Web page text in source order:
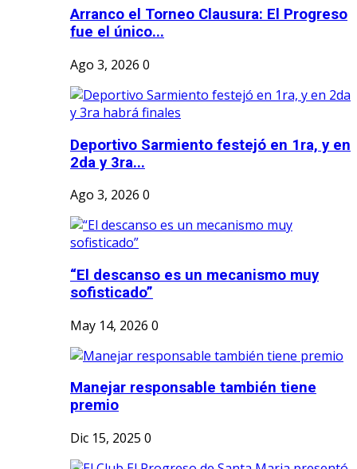
Arranco el Torneo Clausura: El Progreso
fue el único...
Ago 3, 2026 0
Deportivo Sarmiento festejó en 1ra, y en
2da y 3ra...
Ago 3, 2026 0
“El descanso es un mecanismo muy
sofisticado”
May 14, 2026 0
Manejar responsable también tiene
premio
Dic 15, 2025 0